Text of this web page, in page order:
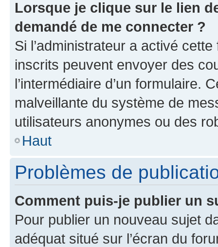
Lorsque je clique sur le lien
demandé de me connecter ?
Si l’administrateur a activé
inscrits peuvent envoyer des
l’intermédiaire d’un formulaire.
malveillante du système de
utilisateurs anonymes ou des
Haut
Problèmes de
Comment puis-je publier un
Pour publier un nouveau sujet
adéquat situé sur l’écran du